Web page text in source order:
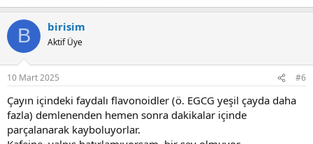
B birisim
Aktif Üye
10 Mart 2025 #6
Çayın içindeki faydalı flavonoidler (ö. EGCG yeşil çayda daha
fazla) demlenenden hemen sonra dakikalar içinde
parçalanarak kayboluyorlar.